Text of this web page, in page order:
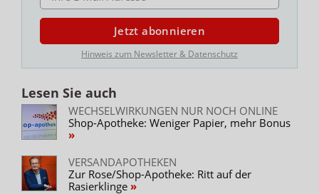
Jetzt abonnieren
Hinweis zum Newsletter & Datenschutz
Lesen Sie auch
WECHSELWIRKUNGEN NUR NOCH ONLINE
Shop-Apotheke: Weniger Papier, mehr Bonus
VERSANDAPOTHEKEN
Zur Rose/Shop-Apotheke: Ritt auf der
Rasierklinge